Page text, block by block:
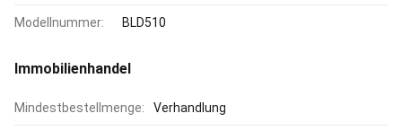
Modellnummer: BLD510
Immobilienhandel
Mindestbestellmenge: Verhandlung